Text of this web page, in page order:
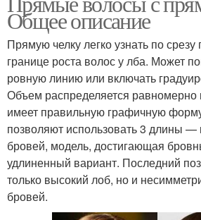
Общее описание
Прямую челку легко узнать по
границе роста волос у лба. Может
ровную линию или включать
Объем распределяется равномерно
имеет правильную графичную
позволяют использовать 3 длины
бровей, модель, достигающая
удлиненный вариант. Последний
только высокий лоб, но и
бровей.